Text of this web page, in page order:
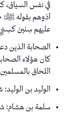
في نفس السياق،
آذوهم بقوله ﷺ:
عليهم سِنينَ
الصحابة الذين
كان هؤلاء
اللحاق
الوليد بن
سلمة بن هشام: